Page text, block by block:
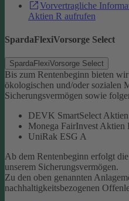
Vorvertragliche
Aktien R aufrufen
SpardaFlexiVorsorge Select
SpardaFlexiVorsorge Select
Bis zum Rentenbeginn bieten
ökologischen und/oder sozialen
Sicherungsvermögen sowie
DEVK SmartSelect
Monega FairInvest Aktien
UniRak ESG A
Ab dem Rentenbeginn erfolgt
unserem Sicherungsvermögen.
Zu den oben genannten
nachhaltigkeitsbezogenen